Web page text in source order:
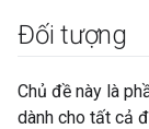
Đối tượng
Chủ đề này là
dành cho tất cả